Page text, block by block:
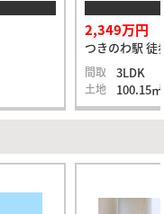
2,349万円
つきのわ駅 徒
間取 3LDK
土地 100.15㎡